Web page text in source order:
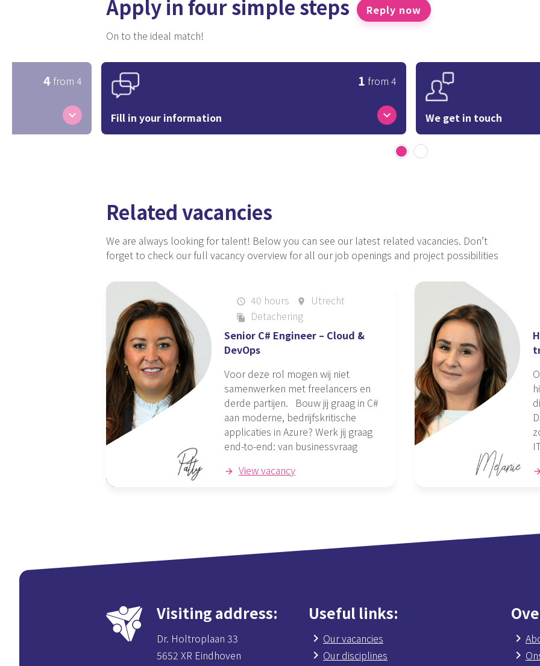
Apply in four simple steps
Reply now
On to the ideal match!
4 from 4
expand_more
with
1 from 4
Fill in your information
expand_more
Using the button below you can leave your details and
We get in touch
In a first acquantaince
ambitions and motivations.
Related vacancies
We are always looking for talent! Below you can see our latest related vacancies. Don’t
forgetto check our full vacancy overview for all our job openings and project possibilities
schedule 40 hours place Utrecht
file_copy
Detachering
Senior C# Engineer – Cloud &
DevOps
Voor deze rol mogen wij niet
samenwerken met freelancers en
derde partijen. Bouw jij graag in C#
aan moderne, bedrijfskritische
applicaties in Azure? Werk jij graag
end-to-end: van businessvraag
View vacancy
Visiting address
Dr. Holtroplaan 33
5652 XR Eindhoven
Useful links
Our vacancies
Our disciplines